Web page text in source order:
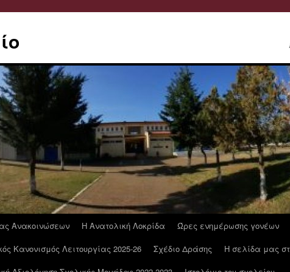
Ανακοινώσεων Η Ανατολική Λοκρίδα Ώρες ενημέρωσης γονέων
Κανονισμός Λειτουργίας 2025-26 Σχέδιο Δράσης Η σελίδα μας